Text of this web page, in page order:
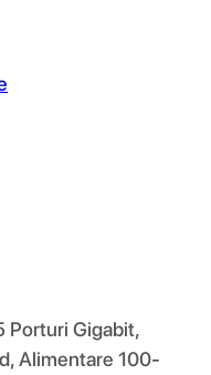
Porturi Gigabit,
Alimentare 100-